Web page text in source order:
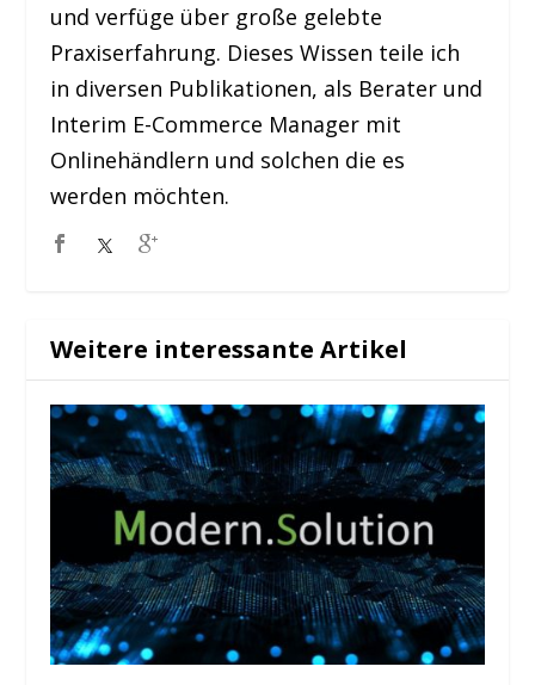
und verfüge über große gelebte
Praxiserfahrung. Dieses Wissen teile ich
in diversen Publikationen, als Berater und
Interim E-Commerce Manager mit
Onlinehändlern und solchen die es
werden möchten.
Weitere interessante Artikel